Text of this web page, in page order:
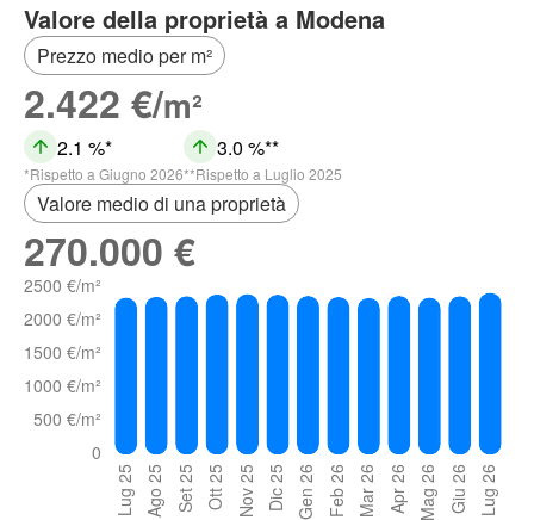
Valore della proprietà a Modena
Prezzo medio per m²
2.422 €/m²
2.1 %
Rispetto a Giugno 2026
3.0 %
Rispetto a Luglio 2025
Valore medio di una proprietà
270.000 €